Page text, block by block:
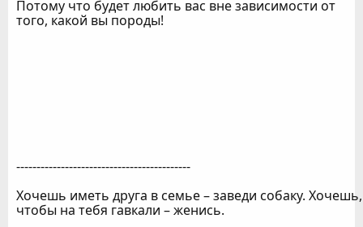
Потому что будет любить вас вне зависимости от
того, какой вы породы!
-------------------------------------------
Хочешь иметь друга в семье – заведи собаку. Хочешь,
чтобы на тебя гавкали – женись.